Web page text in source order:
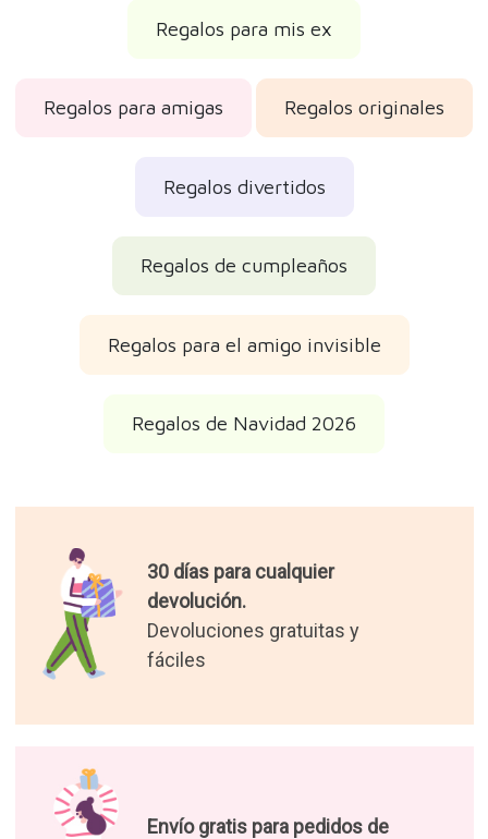
Regalos para mis ex
Regalos para amigas Regalos originales
Regalos divertidos
Regalos de cumpleaños
Regalos para el amigo invisible
Regalos de Navidad 2026
30 días para cualquier
devolución.
Devoluciones gratuitas y
fáciles
Envío gratis para pedidos de